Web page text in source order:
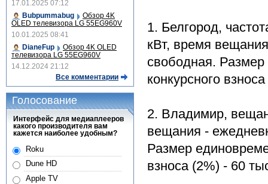
1. Белгород,
кВт, время
свободная.
конкурсного
2. Владимир,
вещания -
Размер
взноса (2%) - 60
17.01.2025 07:12
Bubpummabug
Обзор 4K
OLED телевизора LG 55EG960V
10.01.2025 08:41
DianeFup
Обзор 4K OLED
телевизора LG 55EG960V
14.12.2024 21:12
Все комментарии
Голосование
Интерфейс для медиаплееров
какого производителя вам
кажется наиболее удобным?
Roku
Dune HD
Apple TV